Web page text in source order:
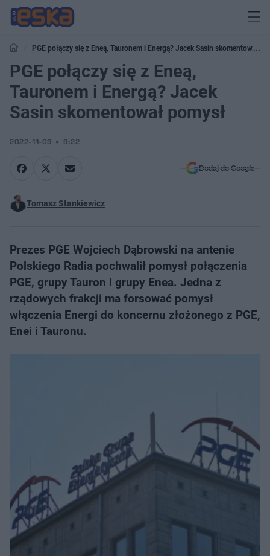
PGE połączy się z Eneą, Tauronem i Energą? Jacek Sasin skomentował
pomysł
PGE połączy się z Eneą,
Tauronem i Energą? Jacek
Sasin skomentował pomysł
2022-11-09 9:22
Dodaj do Google
Tomasz Stankiewicz
Prezes PGE Wojciech Dąbrowski na antenie
Polskiego Radia pochwalił pomysł połączenia
PGE, grupy Tauron i grupy Enea. Jedna z
rządowych frakcji ma forsować pomysł
włączenia Energi do koncernu złożonego z PGE,
Enei i Tauronu.